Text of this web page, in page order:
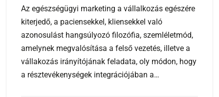
Az egészségügyi marketing a vállalkozás egészére
kiterjedő, a paciensekkel, kliensekkel való
azonosulást hangsúlyozó filozófia, szemléletmód,
amelynek megvalósítása a felső vezetés, illetve a
vállakozás irányítójának feladata, oly módon, hogy
a résztevékenységek integrációjában a…